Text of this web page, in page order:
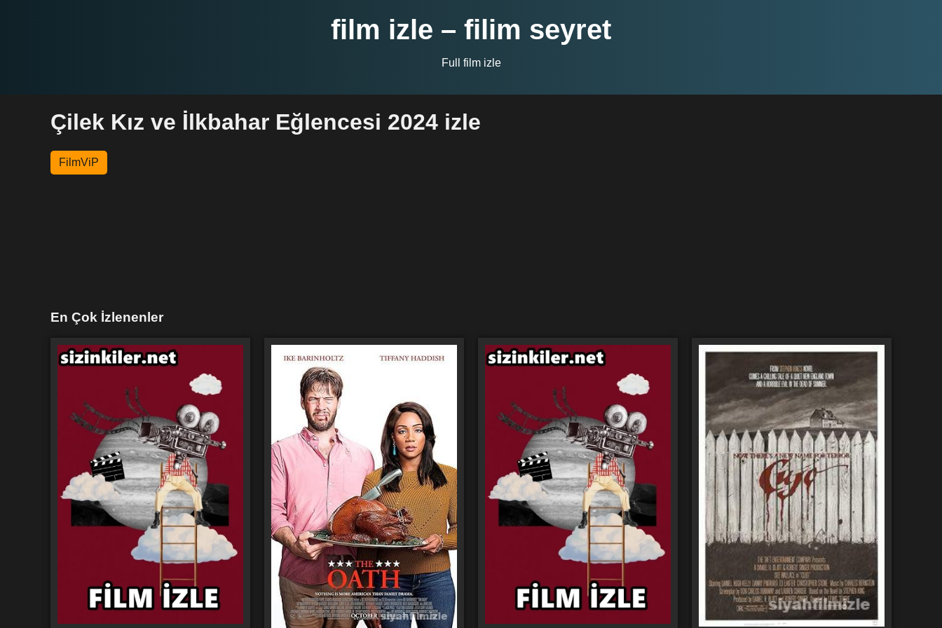
film izle – filim seyret
Full film izle
Çilek Kız ve İlkbahar Eğlencesi 2024 izle
FilmViP
En Çok İzlenenler